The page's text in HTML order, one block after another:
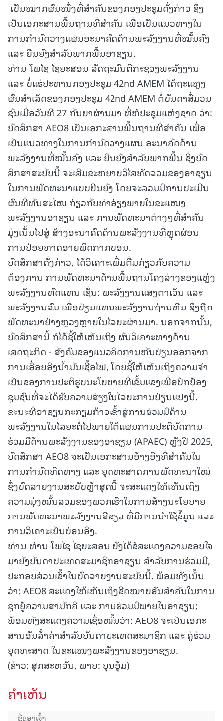
ເປັນໝາກຜົນໜຶ່ງທີ່ສໍາຄັນຂອງກອງປະຊຸມດັ່ງກ່າວ ຊຶ່ງ
ເປັນເອກະສານພື້ນຖານທີ່ສໍາຄັນ ເພື່ອເປັນແນວທາງໃນ
ການກໍານົດວາງແຜນອະນາຄົດດ້ານພະລັງງານທີ່ໝັ້ນຄົງ
ແລະ ຍືນຍົງສໍາລັບພາກພື້ນອາຊຽນ.
ທ່ານ ໂພໄຊ ໄຊຍະສອນ ລັດຖະມົນຕີກະຊວງພະລັງງານ
ແລະ ບໍ່ແຮ່ປະທານກອງປະຊຸມ 42nd AMEM ໄດ້ຖະແຫຼງ
ຜົນສຳເລັດຂອງກອງປະຊຸມ 42nd AMEM ຕໍ່ບັນດາສື່ມວນ
ຊົນເມື່ອວັນທີ 27 ກັນຍາຜ່ານມາ ທີ່ຫໍປະຊຸມແຫ່ງຊາດ ວ່າ:
ບົດສຶກສາ AEO8 ເປັນເອກະສານພື້ນຖານທີ່ສໍາຄັນ ເພື່ອ
ເປັນແນວທາງໃນການກໍານົດວາງແຜນ ອະນາຄົດດ້ານ
ພະລັງງານທີ່ໝັ້ນຄົງ ແລະ ຍືນຍົງສໍາລັບພາກພື້ນ ຊຶ່ງບົດ
ສຶກສາສະບັບນີ້ ຈະເສີມຂະຫຍາຍວິໄສທັດລວມຂອງອາຊຽນ
ໃນການພັດທະນາແບບຍືນຍົງ ໂດຍຈະລວມມີການປະເມີນ
ຜົນທີ່ທັນສະໄໝ ກ່ຽວກັບທ່າອ່ຽງພາຍໃນຂະແໜງ
ພະລັງງານອາຊຽນ ແລະ ການພັດທະນາຕ່າງໆທີ່ສໍາຄັນ
ມຸ່ງເນັ້ນໄປສູ່ ສ້າງອະນາຄົດດ້ານພະລັງງານທີ່ຫຼຸດຜ່ອນ
ການປ່ອຍທາດອາຍພິດກາກບອນ.
ບົດສຶກສາດັ່ງກ່າວ, ໄດ້ວິເຄາະເພີ່ມຕື່ມກ່ຽວກັບຄວາມ
ຕ້ອງການ ການພັດທະນາດ້ານພື້ນຖານໂຄງລ່າງຂອງແຫຼ່ງ
ພະລັງງານທົດແທນ ເຊັ່ນ: ພະລັງງານແສງຕາເວັນ ແລະ
ພະລັງງານລົມ ເພື່ອປ່ຽນແທນພະລັງງານຖ່ານຫີນ ຊຶ່ງຖືກ
ພັດທະນາຢ່າງຫຼວງຫຼາຍໃນໄລຍະຜ່ານມາ. ນອກຈາກນັ້ນ,
ບົດສຶກສານີ້ ກໍໄດ້ຊີ້ໃຫ້ເຫັນເຖິງ ຜົນວິເຄາະທາງດ້ານ
ເສດຖະກິດ - ສັງຄົມຂອງແນວຄິດການຫັນປ່ຽນອອກຈາກ
ການເອື່ອຍອີງນໍ້າມັນເຊື້ອໄຟ, ໂດຍຊີ້ໃຫ້ເຫັນເຖິງຄວາມຈໍາ
ເປັນຂອງການປະຕິຮູບນະໂຍບາຍທີ່ເຂັ້ມແຂງເພື່ອປົກປ້ອງ
ຊຸມຊົນທີ່ຈະໄດ້ຮັບຄວາມສ່ຽງໃນໄລຍະການປ່ຽນແປງນີ້.
ຂະນະທີ່ອາຊຽນກະກຽມກ້າວເຂົ້າສູ່ການຮ່ວມມືດ້ານ
ພະລັງງານໃນໄລຍະຕໍ່ໄປພາຍໃຕ້ແຜນການປະຕິບັດການ
ຮ່ວມມືດ້ານພະລັງງານຂອງອາຊຽນ (APAEC) ຫຼັງປີ 2025,
ບົດສຶກສາ AEO8 ຈະເປັນເອກະສານອ້າງອີງທີ່ສໍາຄັນໃນ
ການກໍານົດທິດທາງ ແລະ ຍຸດທະສາດການພັດທະນາໃໝ່
ຊຶ່ງບົດລາຍງານສະບັບຫຼ້າສຸດນີ້ ຈະສະແດງໃຫ້ເຫັນເຖິງ
ຄວາມມຸ່ງໝັ້ນລວມຂອງພວກເຮົາໃນການສ້າງນະໂຍບາຍ
ການພັດທະນາພະລັງງານສີຂຽວ ທີ່ມີການນໍາໃຊ້ຂໍ້ມູນ ແລະ
ການວິເຄາະເປັນບ່ອນອີງ.
ທ່ານ ທ່ານ ໂພໄຊ ໄຊຍະສອນ ຍັງໄດ້ຂໍສະແດງຄວາມຂອບໃຈ
ມາຍັງບັນດາປະເທດສະມາຊິກອາຊຽນ ສໍາລັບການຮ່ວມມື,
ປະກອບສ່ວນເຂົ້າໃນບົດລາຍງານສະບັບນີ້. ພ້ອມທັງເນັ້ນ
ວ່າ: AEO8 ສະແດງໃຫ້ເຫັນເຖິງຂີດໝາຍອັນສໍາຄັນໃນການ
ຊຸກຍູ້ຄວາມສາມັກຄີ ແລະ ການຮ່ວມມືພາຍໃນອາຊຽນ;
ພ້ອມທັງສະແດງຄວາມເຊື່ອໝັ້ນວ່າ: AEO8 ຈະເປັນເອກະ
ສານອັນລ້ໍາຄ່າສໍາລັບບັນດາປະເທດສະມາຊິກ ແລະ ຄູ່ຮ່ວມ
ຍຸດທະສາດ ໃນຂະແໜງພະລັງງານຂອງອາຊຽນ.
(ຂ່າວ: ສຸກສະຫວັນ, ພາບ: ບຸນອູ້ມ)
ຄໍາເຫັນ